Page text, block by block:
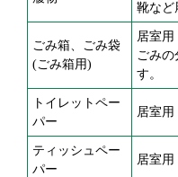
靴など
ごみ箱、ごみ袋
(ごみ箱用)
居室用
ごみの
す。
トイレットペー
パー
居室用
ティッシュペー
パー
居室用